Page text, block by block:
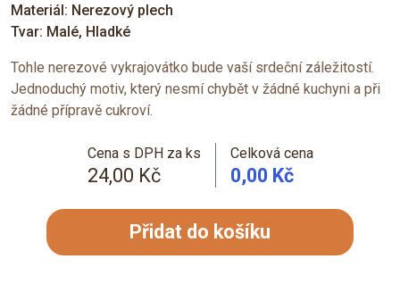
Materiál: Nerezový plech
Tvar: Malé, Hladké
Tohle nerezové vykrajovátko bude vaší srdeční záležitostí.
Jednoduchý motiv, který nesmí chybět v žádné kuchyni a při
žádné přípravě cukroví.
Cena s DPH za ks
24,00 Kč
Celková cena
0,00 Kč
Přidat do košíku